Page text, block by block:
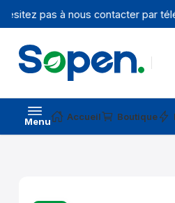
pas à nous contacter par
Menu Accueil Boutique